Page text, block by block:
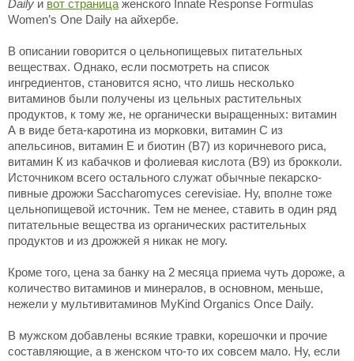
Daily и вот страница женского Innate Response Formulas
Women’s One Daily на айхербе.
В описании говорится о цельнопищевых питательных
веществах. Однако, если посмотреть на список
ингредиентов, становится ясно, что лишь несколько
витаминов были получены из цельных растительных
продуктов, к тому же, не органически выращенных: витамин
А в виде бета-каротина из морковки, витамин С из
апельсинов, витамин Е и биотин (В7) из коричневого риса,
витамин К из кабачков и фолиевая кислота (В9) из брокколи.
Источником всего остального служат обычные пекарско-
пивные дрожжи Saccharomyces cerevisiae. Ну, вполне тоже
цельнопищевой источник. Тем не менее, ставить в один ряд
питательные вещества из органических растительных
продуктов и из дрожжей я никак не могу.
Кроме того, цена за банку на 2 месяца приема чуть дороже, а
количество витаминов и минералов, в основном, меньше,
нежели у мультивитаминов MyKind Organics Once Daily.
В мужском добавлены всякие травки, корешочки и прочие
составляющие, а в женском что-то их совсем мало. Ну, если